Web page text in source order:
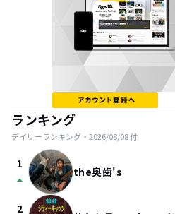
ランキング
デイリーランキング・ 2026/08/08付
1
arrow_drop_up the奥歯's
2